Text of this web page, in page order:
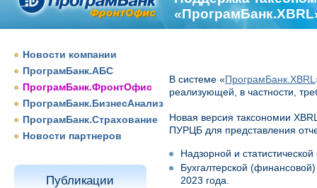
Новости компании
ПрограмБанк.АБС
ПрограмБанк.ФронтОфис
ПрограмБанк.БизнесАнализ
ПрограмБанк.Страхование
Новости партнеров
Публикации
В системе «ПрограмБанк.XBRL
реализующей, в частности,
Новая версия таксономии
ПУРЦБ для представления
Надзорной и
Бухгалтерской
2023 года.